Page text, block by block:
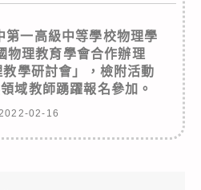
第一高級中等學校物理學
物理教育學會合作辦理
教學研討會」，檢附活動
域教師踴躍報名參加。
2022-02-16